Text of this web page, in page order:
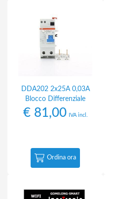
DDA202 2x25A 0,03A
Blocco Differenziale
€81,00 IVA incl.
Ordina ora